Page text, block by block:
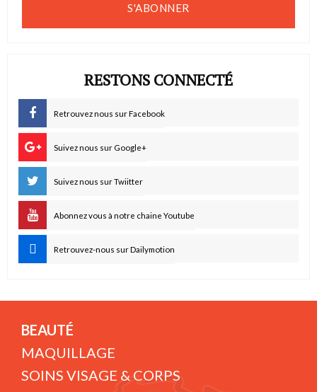
S'ABONNER
RESTONS CONNECTÉ
Retrouvez nous sur Facebook
Suivez nous sur Google+
Suivez nous sur Twiitter
Abonnez vous à notre chaine Youtube
Retrouvez-nous sur Dailymotion
BEAUTÉ
MAQUILLAGE
SOINS VISAGE & CORPS